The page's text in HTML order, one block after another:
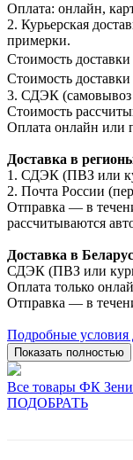
Оплата: онлайн,
2. Курьерская
примерки.
Стоимость
Стоимость
3. СДЭК
Стоимость
Оплата онлайн или
Доставка в
1. СДЭК (ПВЗ или
2. Почта России
Отправка — в
рассчитываются
Доставка в
СДЭК (ПВЗ или
Оплата только
Отправка — в
Подробные условия
Показать полностью
Все товары ФК
ПОДОБРАТЬ